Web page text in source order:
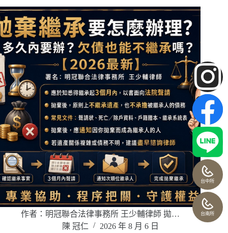
作者：明冠聯合法律事務所 王少輔律師 拋…
陳 冠仁
2026 年 8 月 6 日
台中所
台南所